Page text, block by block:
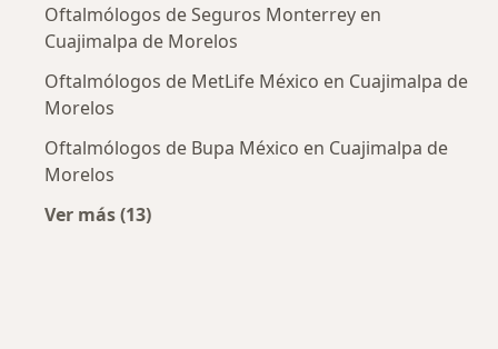
Oftalmólogos de Seguros Monterrey en
Cuajimalpa de Morelos
Oftalmólogos de MetLife México en Cuajimalpa de
Morelos
Oftalmólogos de Bupa México en Cuajimalpa de
Morelos
Ver más (13)